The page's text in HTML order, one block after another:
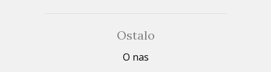
Ostalo
O nas